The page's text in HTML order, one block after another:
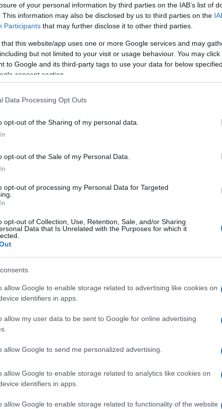
of your personal information by third parties on the IAB’s list of
This information may also be disclosed by us to third parties on the
Participants that may further disclose it to other third parties.
that this website/app uses one or more Google services and may
but not limited to your visit or usage behaviour. You may
to Google and its third-party tags to use your data for below
consent section.
Data Processing Opt Outs
opt-out of the Sharing of my personal data.
opt-out of the Sale of my Personal Data.
opt-out of processing my Personal Data for Targeted
opt-out of Collection, Use, Retention, Sale, and/or Sharing
Data that Is Unrelated with the Purposes for which it
allow Google to enable storage related to advertising like cookies on
identifiers in apps.
allow my user data to be sent to Google for online advertising
allow Google to send me personalized advertising.
allow Google to enable storage related to analytics like cookies on
identifiers in apps.
allow Google to enable storage related to functionality of the website
Kulušić (32.), 0:4 Baboula (49.), 0:5 Gidadu (50.), 0:6
in z visoko zmago prekinil niz slabših rezultatov.
med najučinkovitejšimi strelci lige (6 golov).
z zmago trenutno na šestem mestu.
(37.), 2:2 Kadrić (84.)
Mura je dvakrat povedla prek
Kouterjaizkoristilo igralca več.Haris Kadrić